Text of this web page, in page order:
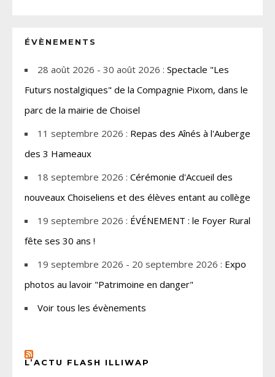
ÉVÈNEMENTS
28 août 2026 - 30 août 2026 : Spectacle "Les
Futurs nostalgiques" de la Compagnie Pixom, dans le
parc de la mairie de Choisel
11 septembre 2026 : Repas des Aînés à l'Auberge
des 3 Hameaux
18 septembre 2026 : Cérémonie d'Accueil des
nouveaux Choiseliens et des élèves entant au collège
19 septembre 2026 : ÉVÉNEMENT : le Foyer Rural
fête ses 30 ans !
19 septembre 2026 - 20 septembre 2026 : Expo
photos au lavoir "Patrimoine en danger"
Voir tous les évènements
L’ACTU FLASH ILLIWAP